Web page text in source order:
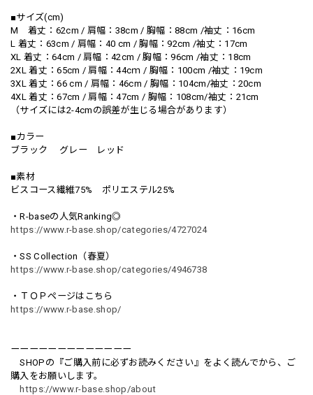
■サイズ(cm)
M 着丈：62cm / 肩幅：38cm / 胸幅：88cm /袖丈：16cm
L 着丈：63cm / 肩幅：40 cm / 胸幅：92cm /袖丈：17cm
XL 着丈：64cm / 肩幅：42cm / 胸幅：96cm /袖丈：18cm
2XL 着丈：65cm / 肩幅：44cｍ / 胸幅：100cm /袖丈：19cm
3XL 着丈：66 cm / 肩幅：46cm / 胸幅：104cm/袖丈：20cm
4XL 着丈：67cm / 肩幅：47cm / 胸幅：108cm/袖丈：21cm
（サイズには2-4cmの誤差が生じる場合があります）
■カラー
ブラック グレー レッド
■素材
ビスコース繊維75% ポリエステル25%
・R-baseの人気Ranking◎
https://www.r-base.shop/categories/4727024
・SS Collection（春夏）
https://www.r-base.shop/categories/4946738
・ＴＯＰページはこちら
https://www.r-base.shop/
ーーーーーーーーーーーーー
SHOPの『ご購入前に必ずお読みください』をよく読んでから、ご
購入をお願いします。
https://www.r-base.shop/about